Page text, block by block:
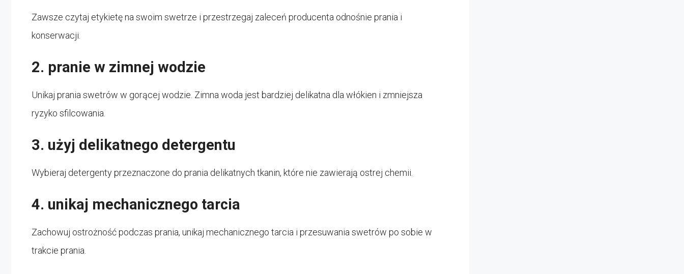
Zawsze czytaj etykietę na swoim swetrze i przestrzegaj zaleceń producenta odnośnie prania i
konserwacji.
2. pranie w zimnej wodzie
Unikaj prania swetrów w gorącej wodzie. Zimna woda jest bardziej delikatna dla włókien i zmniejsza
ryzyko sfilcowania.
3. użyj delikatnego detergentu
Wybieraj detergenty przeznaczone do prania delikatnych tkanin, które nie zawierają ostrej chemii.
4. unikaj mechanicznego tarcia
Zachowuj ostrożność podczas prania, unikaj mechanicznego tarcia i przesuwania swetrów po sobie w
trakcie prania.